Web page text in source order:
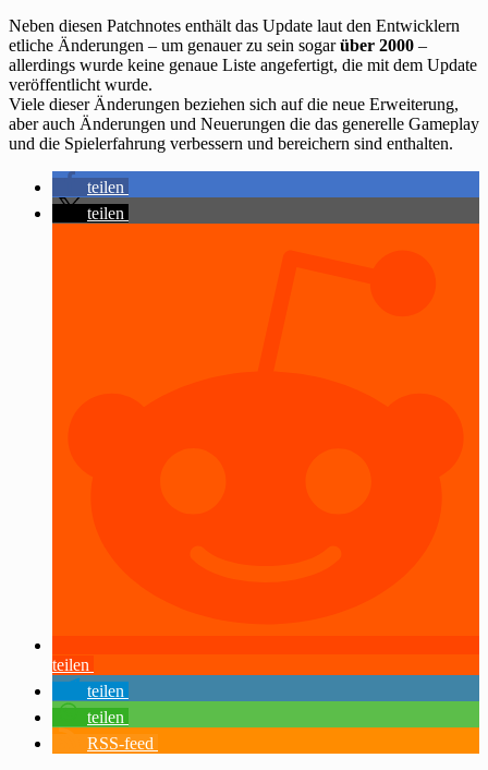
Neben diesen Patchnotes enthält das Update laut den Entwicklern
etliche Änderungen – um genauer zu sein sogarüber 2000 –
allerdings wurde keine genaue Liste angefertigt, die mit dem Update
veröffentlicht wurde.
Viele dieser Änderungen beziehen sich auf die neue Erweiterung,
aber auch Änderungen und Neuerungen die das generelle Gameplay
und die Spielerfahrung verbessern und bereichern sind enthalten.
teilen
teilen
teilen
teilen
teilen
RSS-feed